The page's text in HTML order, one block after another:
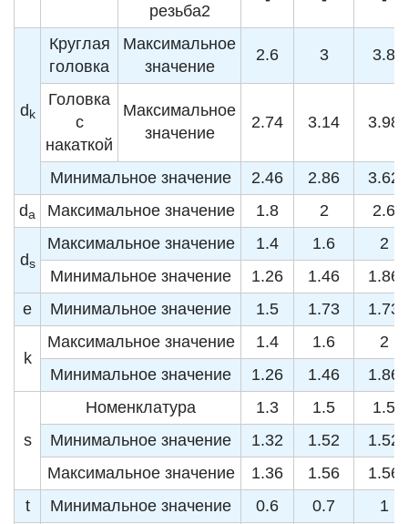
резьба2
d k
Круглая
головка
Максимальное
значение
2.6 3 3.8
Головка
с
накаткой
Максимальное
значение
2.74 3.14 3.98
Минимальное значение 2.46 2.86
3.62
da Максимальное значение 1.8 2 2.6
ds
Максимальное значение 1.4 1.6
2
Минимальное значение
1.26 1.46
1.86
e
Минимальное значение 1.5 1.73 1.73
k
Максимальное значение 1.4 1.6
2
Минимальное значение
1.26 1.46 1.86
s
Номенклатура 1.3 1.5
1.5
Минимальное значение
1.32 1.52
1.52
Максимальное значение
1.36 1.56
1.56
t
Минимальное значение 0.6 0.7
1